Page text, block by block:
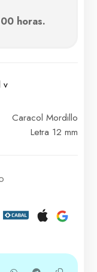
horas.
Caracol Mordillo
Letra 12 mm